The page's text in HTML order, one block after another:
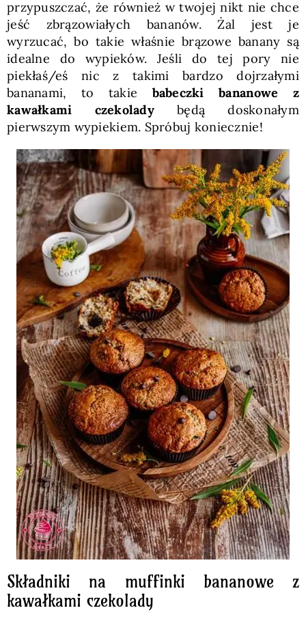
przypuszczać, że również w twojej nikt nie chce
jeść zbrązowiałych bananów. Żal jest je
wyrzucać, bo takie właśnie brązowe banany są
idealne do wypieków. Jeśli do tej pory nie
piekłaś/eś nic z takimi bardzo dojrzałymi
bananami, to takie babeczki bananowe z
kawałkami czekoladybędą doskonałym
pierwszym wypiekiem. Spróbuj koniecznie!
Składniki na muffinki bananowe z
kawałkami czekolady